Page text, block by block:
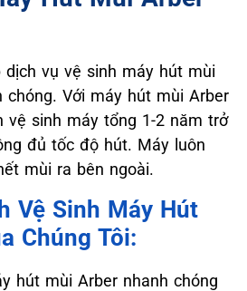
dịch vụ vệ sinh máy hút mùi
chóng. Với máy hút mùi Arber
vệ sinh máy tổng 1-2 năm trở
đủ tốc độ hút. Máy luôn
mùi ra bên ngoài.
Vệ Sinh Máy Hút
Chúng Tôi:
hút mùi Arber nhanh chóng